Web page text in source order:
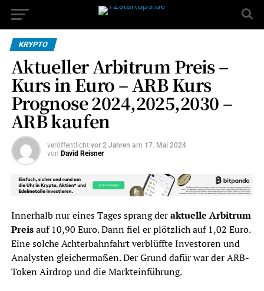
KRYPTO
Aktueller Arbitrum Preis –
Kurs in Euro – ARB Kurs
Prognose 2024,2025,2030 –
ARB kaufen
veröffentlicht vor 2 Jahren am 17. Mai 2024
von David Reisner
Innerhalb nur eines Tages sprang deraktuelle Arbitrum
Preisauf 10,90 Euro. Dann fiel er plötzlich auf 1,02 Euro.
Eine solche Achterbahnfahrt verblüffte Investoren und
Analysten gleichermaßen. Der Grund dafür war der ARB-
Token Airdrop und die Markteinführung.